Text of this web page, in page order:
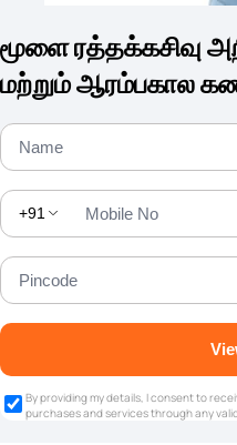
மூளை ரத்தக்கசிவு
மற்றும் ஆரம்பகால
+91
By providing my details, I consent to
purchases and services through any